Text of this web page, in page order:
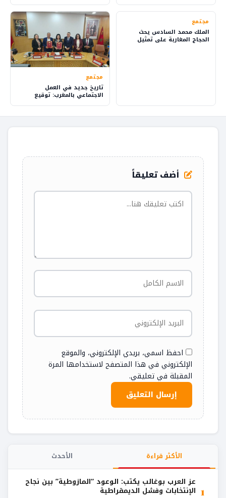
مجتمع
الملك محمد السادس يحث
الحجاج المغاربة على تمثيل
بلدهم بفخر
مجتمع
تاريخ جديد في العمل
الاجتماعي بالمغرب: توقيع
اتفاق يقود للتغيير
أضف تعليقاً
احفظ اسمي، بريدي الإلكتروني، والموقع
الإلكتروني في هذا المتصفح لاستخدامها المرة
المقبلة في تعليقي.
الأكثر قراءة الأحدث
1
عز العرب بوغالب يكتب: الوعود “المازوطية” بين نجاح
الإنتخابات وفشل الديمقراطية